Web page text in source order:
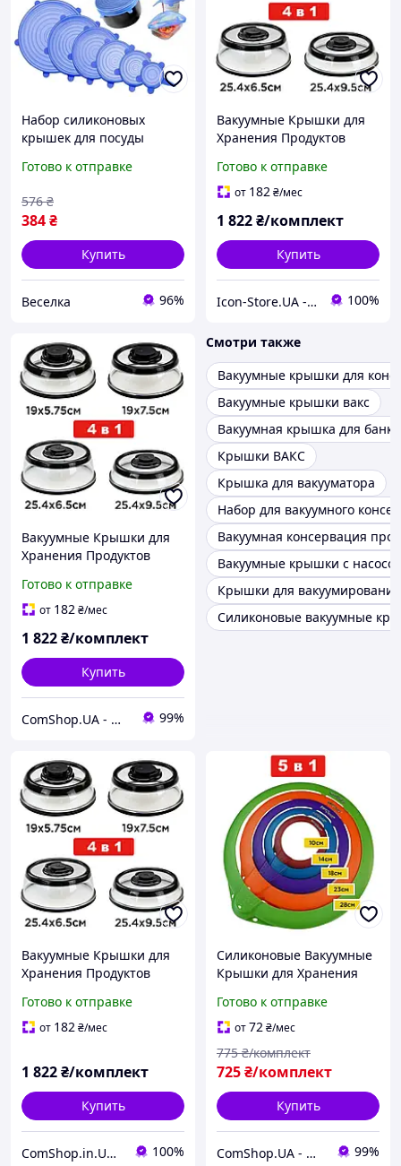
Набор силиконовых
крышек для посуды
вакуумные крышки для
FLAME
Готово к отправке
384₴
576 ₴
Купить
Веселка 96%
Вакуумные Крышки для
Хранения Продуктов
Посуды и гладких
Поверхностей
Готово к отправке
от 182₴/мес
1 822₴/комплект
Купить
Icon-Store.UA - Мастерская Икон ручной работы под Старину 100%
Вакуумные Крышки для
Хранения Продуктов
Посуды и гладких
Поверхностей
Готово к отправке
от 182₴/мес
1 822₴/комплект
Купить
ComShop.UA - Магазин TM Комшоп 99%
Смотри также
Вакуумные крышки для
Вакуумные крышки вакс
Вакуумная крышка для банки
Крышки ВАКС
Крышка для вакууматора
Набор для вакуумного
Вакуумная консервация
Вакуумные крышки с
Крышки для вакуумирования
Силиконовые вакуумные
Вакуумные Крышки для
Хранения Продуктов
Посуды и гладких
Поверхностей
Готово к отправке
от 182₴/мес
1 822₴/комплект
Купить
ComShop.in.UA - Магазин ТМ ComShop 100%
Силиконовые Вакуумные
Крышки для Хранения
шт для глубокой Посуды
Готово к отправке
от72₴/мес
725₴/комплект
775 ₴/комплект
Купить
ComShop.UA - Магазин TM Комшоп 99%